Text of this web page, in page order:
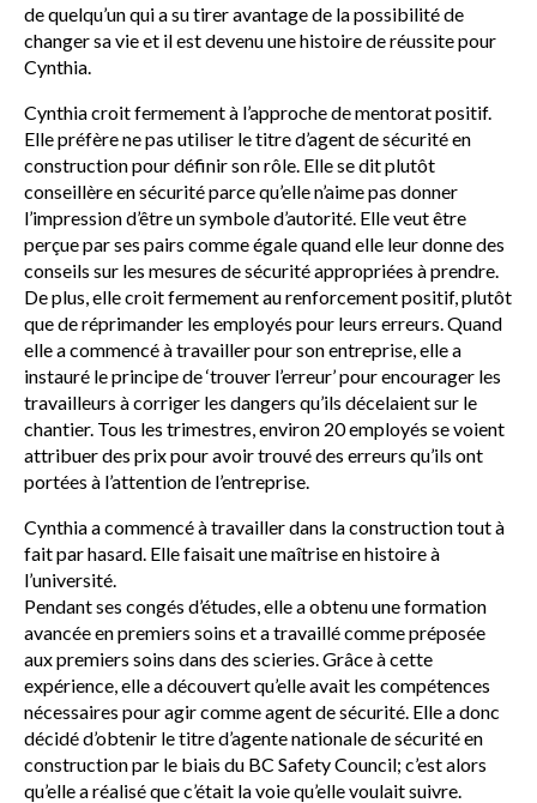
de quelqu’un qui a su tirer avantage de la possibilité de
changer sa vie et il est devenu une histoire de réussite pour
Cynthia.
Cynthia croit fermement à l’approche de mentorat positif.
Elle préfère ne pas utiliser le titre d’agent de sécurité en
construction pour définir son rôle. Elle se dit plutôt
conseillère en sécurité parce qu’elle n’aime pas donner
l’impression d’être un symbole d’autorité. Elle veut être
perçue par ses pairs comme égale quand elle leur donne des
conseils sur les mesures de sécurité appropriées à prendre.
De plus, elle croit fermement au renforcement positif, plutôt
que de réprimander les employés pour leurs erreurs. Quand
elle a commencé à travailler pour son entreprise, elle a
instauré le principe de ‘trouver l’erreur’ pour encourager les
travailleurs à corriger les dangers qu’ils décelaient sur le
chantier. Tous les trimestres, environ 20 employés se voient
attribuer des prix pour avoir trouvé des erreurs qu’ils ont
portées à l’attention de l’entreprise.
Cynthia a commencé à travailler dans la construction tout à
fait par hasard. Elle faisait une maîtrise en histoire à
l’université.
Pendant ses congés d’études, elle a obtenu une formation
avancée en premiers soins et a travaillé comme préposée
aux premiers soins dans des scieries. Grâce à cette
expérience, elle a découvert qu’elle avait les compétences
nécessaires pour agir comme agent de sécurité. Elle a donc
décidé d’obtenir le titre d’agente nationale de sécurité en
construction par le biais du BC Safety Council; c’est alors
qu’elle a réalisé que c’était la voie qu’elle voulait suivre.